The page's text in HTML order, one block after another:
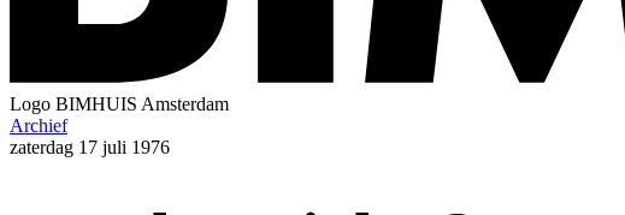
Logo BIMHUIS Amsterdam
Archief
zaterdag 17 juli 1976